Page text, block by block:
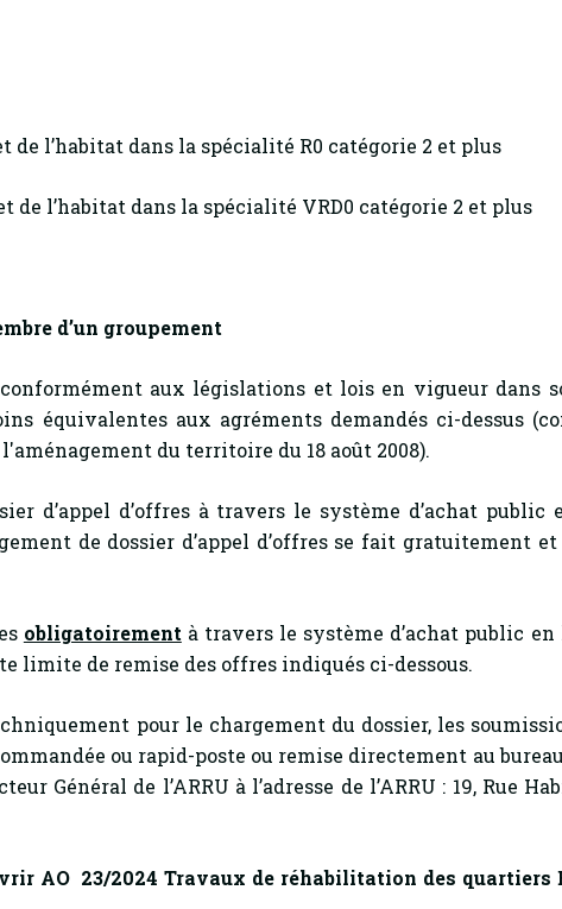
de l’habitat dans la spécialité R0 catégorie 2 et plus
de l’habitat dans la spécialité VRD0 catégorie 2 et plus
d’un groupement
aux législations et lois en vigueur dans
équivalentes aux agréments demandés ci-dessus
du territoire du 18 août 2008).
d’appel d’offres à travers le système d’achat public
de dossier d’appel d’offres se fait gratuitement
obligatoirement à travers le système d’achat public en
limite de remise des offres indiqués ci-dessous.
pour le chargement du dossier, les
ou rapid-poste ou remise directement au bureau
Général de l’ARRU à l’adresse de l’ARRU : 19, Rue
AO 23/2024Travaux de réhabilitation des quartiers